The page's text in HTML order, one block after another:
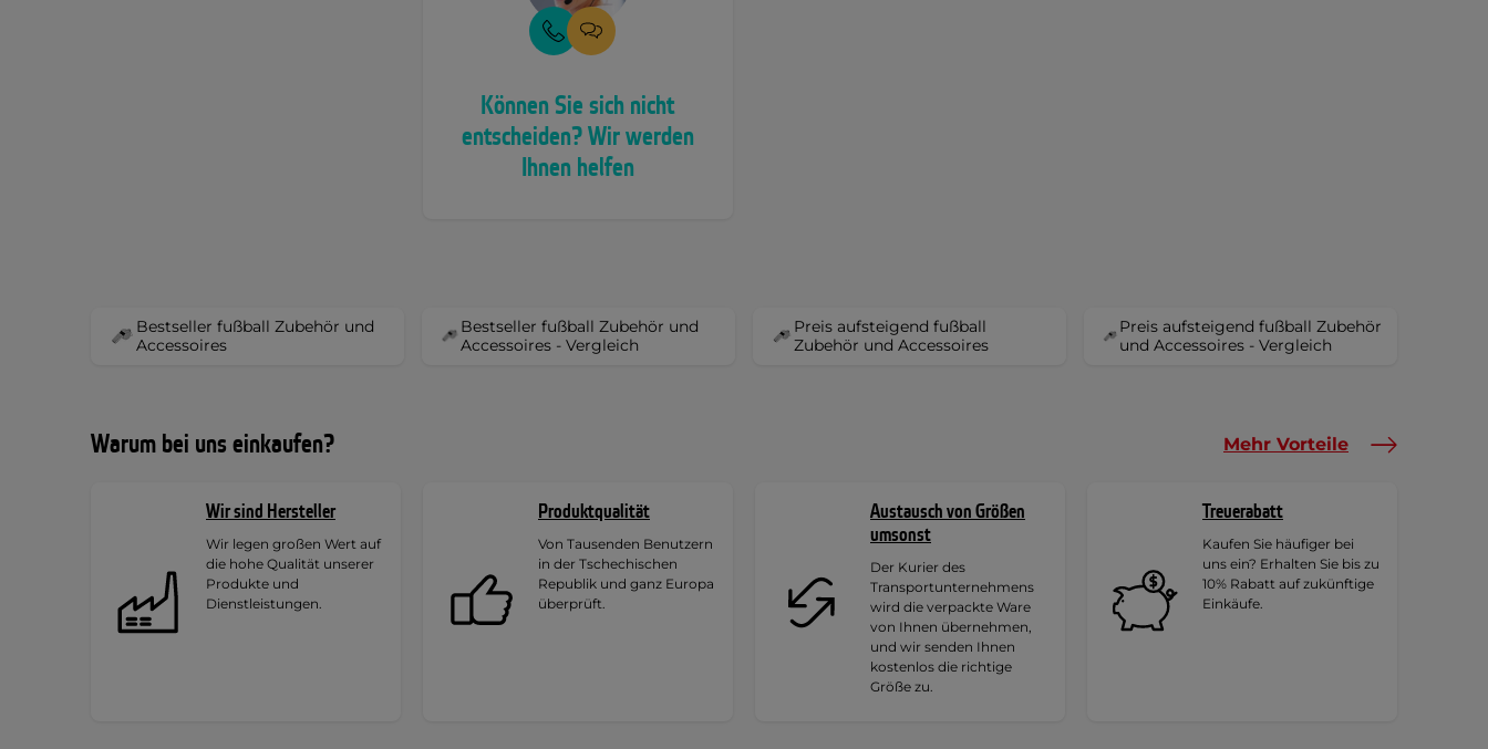
Können Sie sich nicht
entscheiden? Wir werden
Ihnen helfen
Bestseller fußball Zubehör und
Accessoires
Bestseller fußball Zubehör und
Accessoires - Vergleich
Preis aufsteigend fußball
Zubehör und Accessoires
Preis aufsteigend fußball Zubehör
und Accessoires - Vergleich
Warum bei uns einkaufen? Mehr Vorteile
Wir sind Hersteller
Wir legen großen Wert auf
die hohe Qualität unserer
Produkte und
Dienstleistungen.
Produktqualität
Von Tausenden Benutzern
in der Tschechischen
Republik und ganz Europa
überprüft.
Austausch von Größen
umsonst
Der Kurier des
Transportunternehmens
wird die verpackte Ware
von Ihnen übernehmen,
und wir senden Ihnen
kostenlos die richtige
Größe zu.
Treuerabatt
Kaufen Sie häufiger bei
uns ein? Erhalten Sie bis zu
10% Rabatt auf zukünftige
Einkäufe.